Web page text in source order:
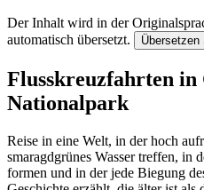
Der Inhalt wird in der
automatisch übersetzt.
Übersetzen
Flusskreuzfahrten in
Nationalpark
Reise in eine Welt, in der hoch
smaragdgrünes Wasser treffen, in
formen und in der jede Biegung